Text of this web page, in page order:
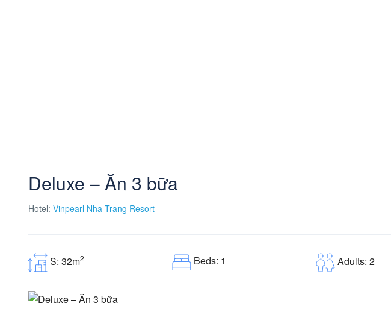
Deluxe – Ăn 3 bữa
Hotel: Vinpearl Nha Trang Resort
S: 32m2 Beds: 1 Adults: 2